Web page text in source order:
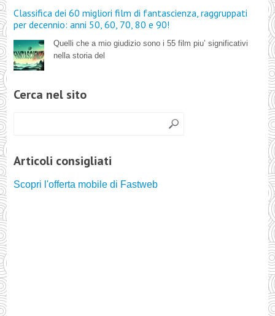
Classifica dei 60 migliori film di fantascienza, raggruppati
per decennio: anni 50, 60, 70, 80 e 90!
Quelli che a mio giudizio sono i 55 film piu’ significativi
nella storia del
Cerca nel sito
Articoli consigliati
Scopri l'offerta mobile di Fastweb